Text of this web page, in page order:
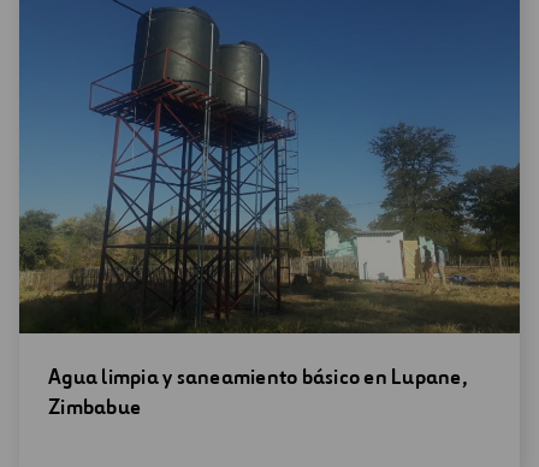
Abrir
una
Agua limpia y saneamiento básico en Lupane,
Zimbabue